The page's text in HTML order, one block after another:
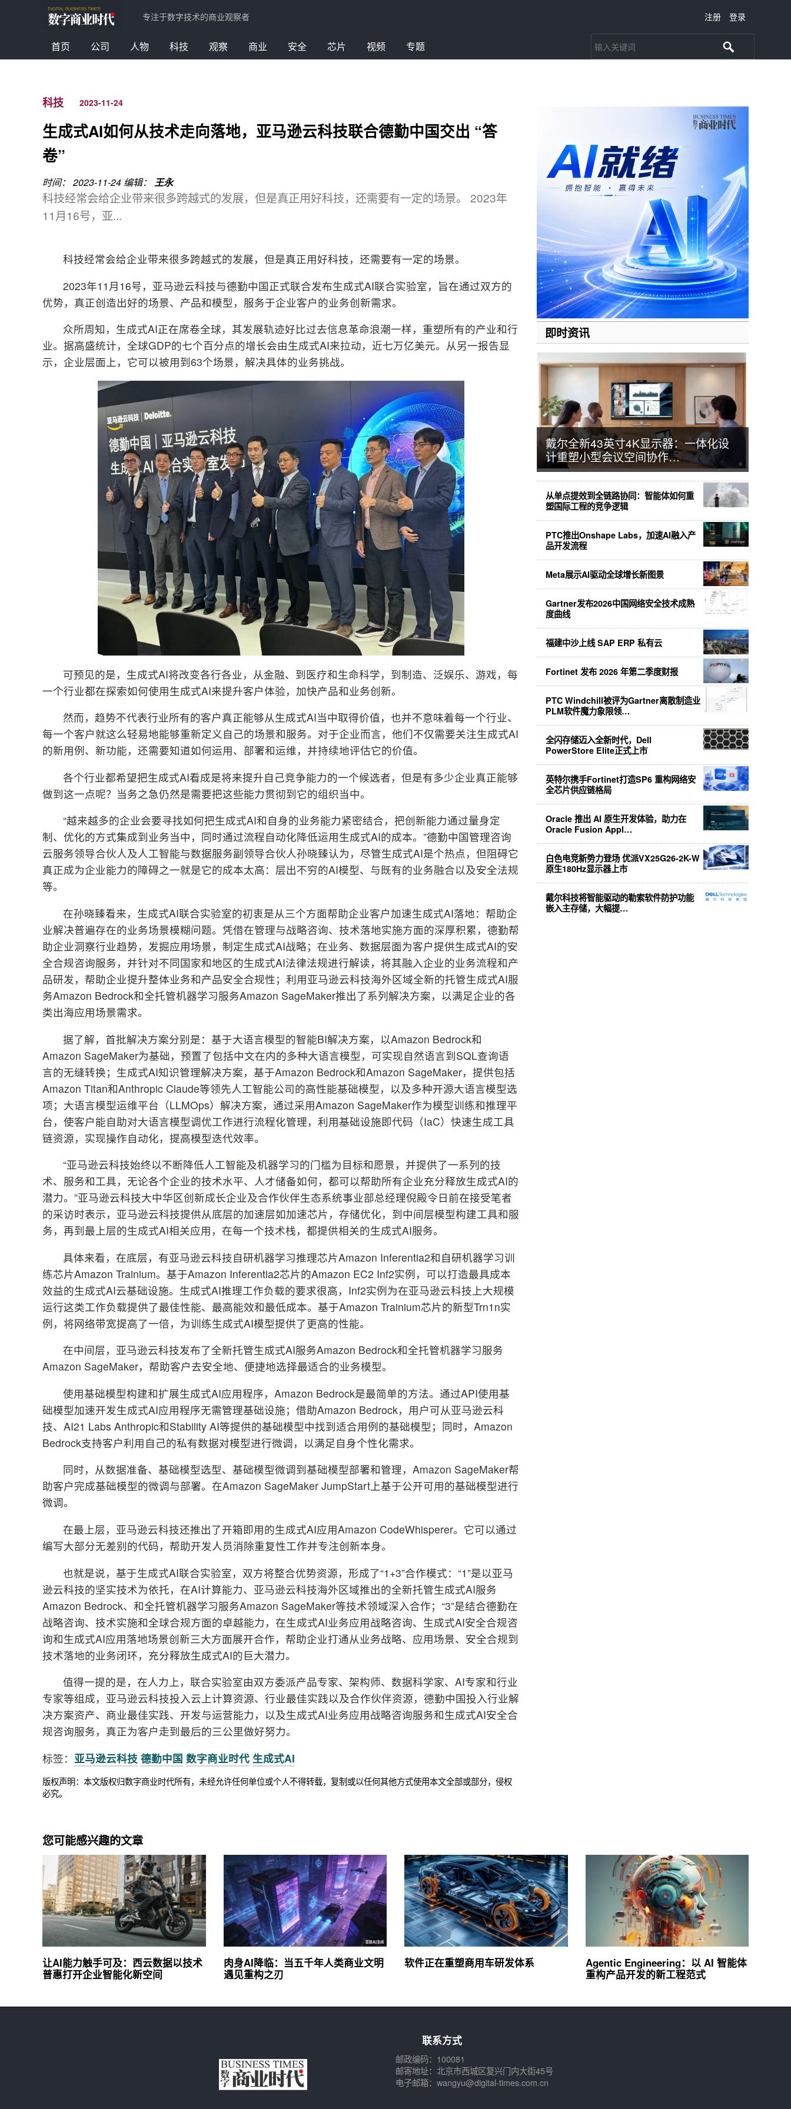
专注于数字技术的商业观察者 注册 登录
首页 公司 人物 科技 观察 商业 安全 芯片 视频 专题
科技 2023-11-24
生成式AI如何从技术走向落地，亚马逊云科技联合德勤中国交出 “答
卷”
时间： 2023-11-24编辑： 王永
科技经常会给企业带来很多跨越式的发展，但是真正用好科技，还需要有一定的场景。 2023年
11月16号，亚...
科技经常会给企业带来很多跨越式的发展，但是真正用好科技，还需要有一定的场景。
2023年11月16号，亚马逊云科技与德勤中国正式联合发布生成式AI联合实验室，旨在通过双方的
优势，真正创造出好的场景、产品和模型，服务于企业客户的业务创新需求。
众所周知，生成式AI正在席卷全球，其发展轨迹好比过去信息革命浪潮一样，重塑所有的产业和行
业。据高盛统计，全球GDP的七个百分点的增长会由生成式AI来拉动，近七万亿美元。从另一报告显
示，企业层面上，它可以被用到63个场景，解决具体的业务挑战。
可预见的是，生成式AI将改变各行各业，从金融、到医疗和生命科学，到制造、泛娱乐、游戏，每
一个行业都在探索如何使用生成式AI来提升客户体验，加快产品和业务创新。
然而，趋势不代表行业所有的客户真正能够从生成式AI当中取得价值，也并不意味着每一个行业、
每一个客户就这么轻易地能够重新定义自己的场景和服务。对于企业而言，他们不仅需要关注生成式AI
的新用例、新功能，还需要知道如何运用、部署和运维，并持续地评估它的价值。
各个行业都希望把生成式AI看成是将来提升自己竞争能力的一个候选者，但是有多少企业真正能够
做到这一点呢？当务之急仍然是需要把这些能力贯彻到它的组织当中。
“越来越多的企业会要寻找如何把生成式AI和自身的业务能力紧密结合，把创新能力通过量身定
制、优化的方式集成到业务当中，同时通过流程自动化降低运用生成式AI的成本。”德勤中国管理咨询
云服务领导合伙人及人工智能与数据服务副领导合伙人孙晓臻认为，尽管生成式AI是个热点，但阻碍它
真正成为企业能力的障碍之一就是它的成本太高：层出不穷的AI模型、与既有的业务融合以及安全法规
等。
在孙晓臻看来，生成式AI联合实验室的初衷是从三个方面帮助企业客户加速生成式AI落地：帮助企
业解决普遍存在的业务场景模糊问题。凭借在管理与战略咨询、技术落地实施方面的深厚积累，德勤帮
助企业洞察行业趋势，发掘应用场景，制定生成式AI战略；在业务、数据层面为客户提供生成式AI的安
全合规咨询服务，并针对不同国家和地区的生成式AI法律法规进行解读，将其融入企业的业务流程和产
品研发，帮助企业提升整体业务和产品安全合规性；利用亚马逊云科技海外区域全新的托管生成式AI服
务Amazon Bedrock和全托管机器学习服务Amazon SageMaker推出了系列解决方案，以满足企业的各
类出海应用场景需求。
据了解，首批解决方案分别是：基于大语言模型的智能BI解决方案，以Amazon Bedrock和
Amazon SageMaker为基础，预置了包括中文在内的多种大语言模型，可实现自然语言到SQL查询语
言的无缝转换；生成式AI知识管理解决方案，基于Amazon Bedrock和Amazon SageMaker，提供包括
Amazon Titan和Anthropic Claude等领先人工智能公司的高性能基础模型，以及多种开源大语言模型选
项；大语言模型运维平台（LLMOps）解决方案，通过采用Amazon SageMaker作为模型训练和推理平
台，使客户能自助对大语言模型调优工作进行流程化管理，利用基础设施即代码（IaC）快速生成工具
链资源，实现操作自动化，提高模型迭代效率。
“亚马逊云科技始终以不断降低人工智能及机器学习的门槛为目标和愿景，并提供了一系列的技
术、服务和工具，无论各个企业的技术水平、人才储备如何，都可以帮助所有企业充分释放生成式AI的
潜力。”亚马逊云科技大中华区创新成长企业及合作伙伴生态系统事业部总经理倪殿令日前在接受笔者
的采访时表示，亚马逊云科技提供从底层的加速层如加速芯片，存储优化，到中间层模型构建工具和服
务，再到最上层的生成式AI相关应用，在每一个技术栈，都提供相关的生成式AI服务。
具体来看，在底层，有亚马逊云科技自研机器学习推理芯片Amazon Inferentia2和自研机器学习训
练芯片Amazon Trainium。基于Amazon Inferentia2芯片的Amazon EC2 Inf2实例，可以打造最具成本
效益的生成式AI云基础设施。生成式AI推理工作负载的要求很高，Inf2实例为在亚马逊云科技上大规模
运行这类工作负载提供了最佳性能、最高能效和最低成本。基于Amazon Trainium芯片的新型Trn1n实
例，将网络带宽提高了一倍，为训练生成式AI模型提供了更高的性能。
在中间层，亚马逊云科技发布了全新托管生成式AI服务Amazon Bedrock和全托管机器学习服务
Amazon SageMaker，帮助客户去安全地、便捷地选择最适合的业务模型。
使用基础模型构建和扩展生成式AI应用程序，Amazon Bedrock是最简单的方法。通过API使用基
础模型加速开发生成式AI应用程序无需管理基础设施；借助Amazon Bedrock，用户可从亚马逊云科
技、AI21 Labs Anthropic和Stability AI等提供的基础模型中找到适合用例的基础模型；同时，Amazon
Bedrock支持客户利用自己的私有数据对模型进行微调，以满足自身个性化需求。
同时，从数据准备、基础模型选型、基础模型微调到基础模型部署和管理，Amazon SageMaker帮
助客户完成基础模型的微调与部署。在Amazon SageMaker JumpStart上基于公开可用的基础模型进行
微调。
在最上层，亚马逊云科技还推出了开箱即用的生成式AI应用Amazon CodeWhisperer。它可以通过
编写大部分无差别的代码，帮助开发人员消除重复性工作并专注创新本身。
也就是说，基于生成式AI联合实验室，双方将整合优势资源，形成了“1+3”合作模式：“1”是以亚马
逊云科技的坚实技术为依托，在AI计算能力、亚马逊云科技海外区域推出的全新托管生成式AI服务
Amazon Bedrock、和全托管机器学习服务Amazon SageMaker等技术领域深入合作；“3”是结合德勤在
战略咨询、技术实施和全球合规方面的卓越能力，在生成式AI业务应用战略咨询、生成式AI安全合规咨
询和生成式AI应用落地场景创新三大方面展开合作，帮助企业打通从业务战略、应用场景、安全合规到
技术落地的业务闭环，充分释放生成式AI的巨大潜力。
值得一提的是，在人力上，联合实验室由双方委派产品专家、架构师、数据科学家、AI专家和行业
专家等组成，亚马逊云科技投入云上计算资源、行业最佳实践以及合作伙伴资源，德勤中国投入行业解
决方案资产、商业最佳实践、开发与运营能力，以及生成式AI业务应用战略咨询服务和生成式AI安全合
规咨询服务，真正为客户走到最后的三公里做好努力。
标签： 亚马逊云科技 德勤中国 数字商业时代 生成式AI
版权声明：本文版权归数字商业时代所有，未经允许任何单位或个人不得转载，复制或以任何其他方式使用本文全部或部分，侵权
必究。
即时资讯
戴尔全新43英寸4K显示器：一体化设
计重塑小型会议空间协作…
从单点提效到全链路协同：智能体如何重
塑国际工程的竞争逻辑
PTC推出Onshape Labs，加速AI融入产
品开发流程
Meta展示AI驱动全球增长新图景
Gartner发布2026中国网络安全技术成熟
度曲线
福建中沙上线 SAP ERP 私有云
Fortinet 发布 2026 年第二季度财报
PTC Windchill被评为Gartner离散制造业
PLM软件魔力象限领…
全闪存储迈入全新时代，Dell
PowerStore Elite正式上市
英特尔携手Fortinet打造SP6 重构网络安
全芯片供应链格局
Oracle 推出 AI 原生开发体验，助力在
Oracle Fusion Appl…
白色电竞新势力登场 优派VX25G26-2K-W
原生180Hz显示器上市
戴尔科技将智能驱动的勒索软件防护功能
嵌入主存储，大幅提…
您可能感兴趣的文章
让AI能力触手可及：西云数据以技术
普惠打开企业智能化新空间
肉身AI降临：当五千年人类商业文明
遇见重构之刃
软件正在重塑商用车研发体系
Agentic Engineering：以 AI 智能体
重构产品开发的新工程范式
联系方式
邮政编码：100081
邮寄地址：北京市西城区复兴门内大街45号
电子邮箱：wangyu@digital-times.com.cn